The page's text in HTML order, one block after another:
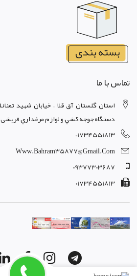
تماس با ما
دستگاه جوجه کشي و لوازم مرغداري قریشی
01734551813
Www.bahram35877@gmail.com
09377303687
01734551813